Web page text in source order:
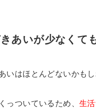
あいが少なくて
はほとんどないかもし
ついているため、 生